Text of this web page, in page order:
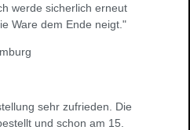
werde sicherlich erneut
Ware dem Ende neigt."
sehr zufrieden. Die
und schon am 15.